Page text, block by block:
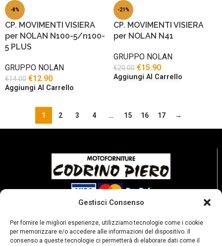
Gestisci Consenso
Per fornire le migliori esperienze, utilizziamo tecnologie come i cookie
per memorizzare e/o accedere alle informazioni del dispositivo. Il
consenso a queste tecnologie ci permetterà di elaborare dati come il
-8%
CP. MOVIMENTI VISIERA
per NOLAN N100-5/n100-
5 PLUS
GRUPPO NOLAN
€14.00 €12.90
Aggiungi Al Carrello
-21%
CP. MOVIMENTI VISIERA
per NOLAN N41
GRUPPO NOLAN
€20.00 €15.90
Aggiungi Al Carrello
1 2 3 4 … 15 16 17 →